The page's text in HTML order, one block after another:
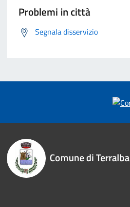
Problemi in città
Segnala disservizio
Comune di Terralba